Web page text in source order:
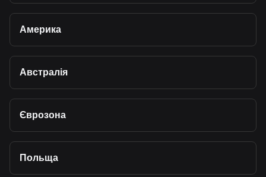
Америка
Австралія
Єврозона
Польща